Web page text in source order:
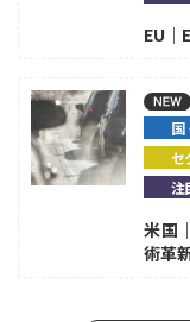
EU｜
国
セ
注
米国
術革